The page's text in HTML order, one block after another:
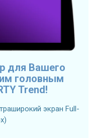
для Вашего
головным
Trend!
экран Full-